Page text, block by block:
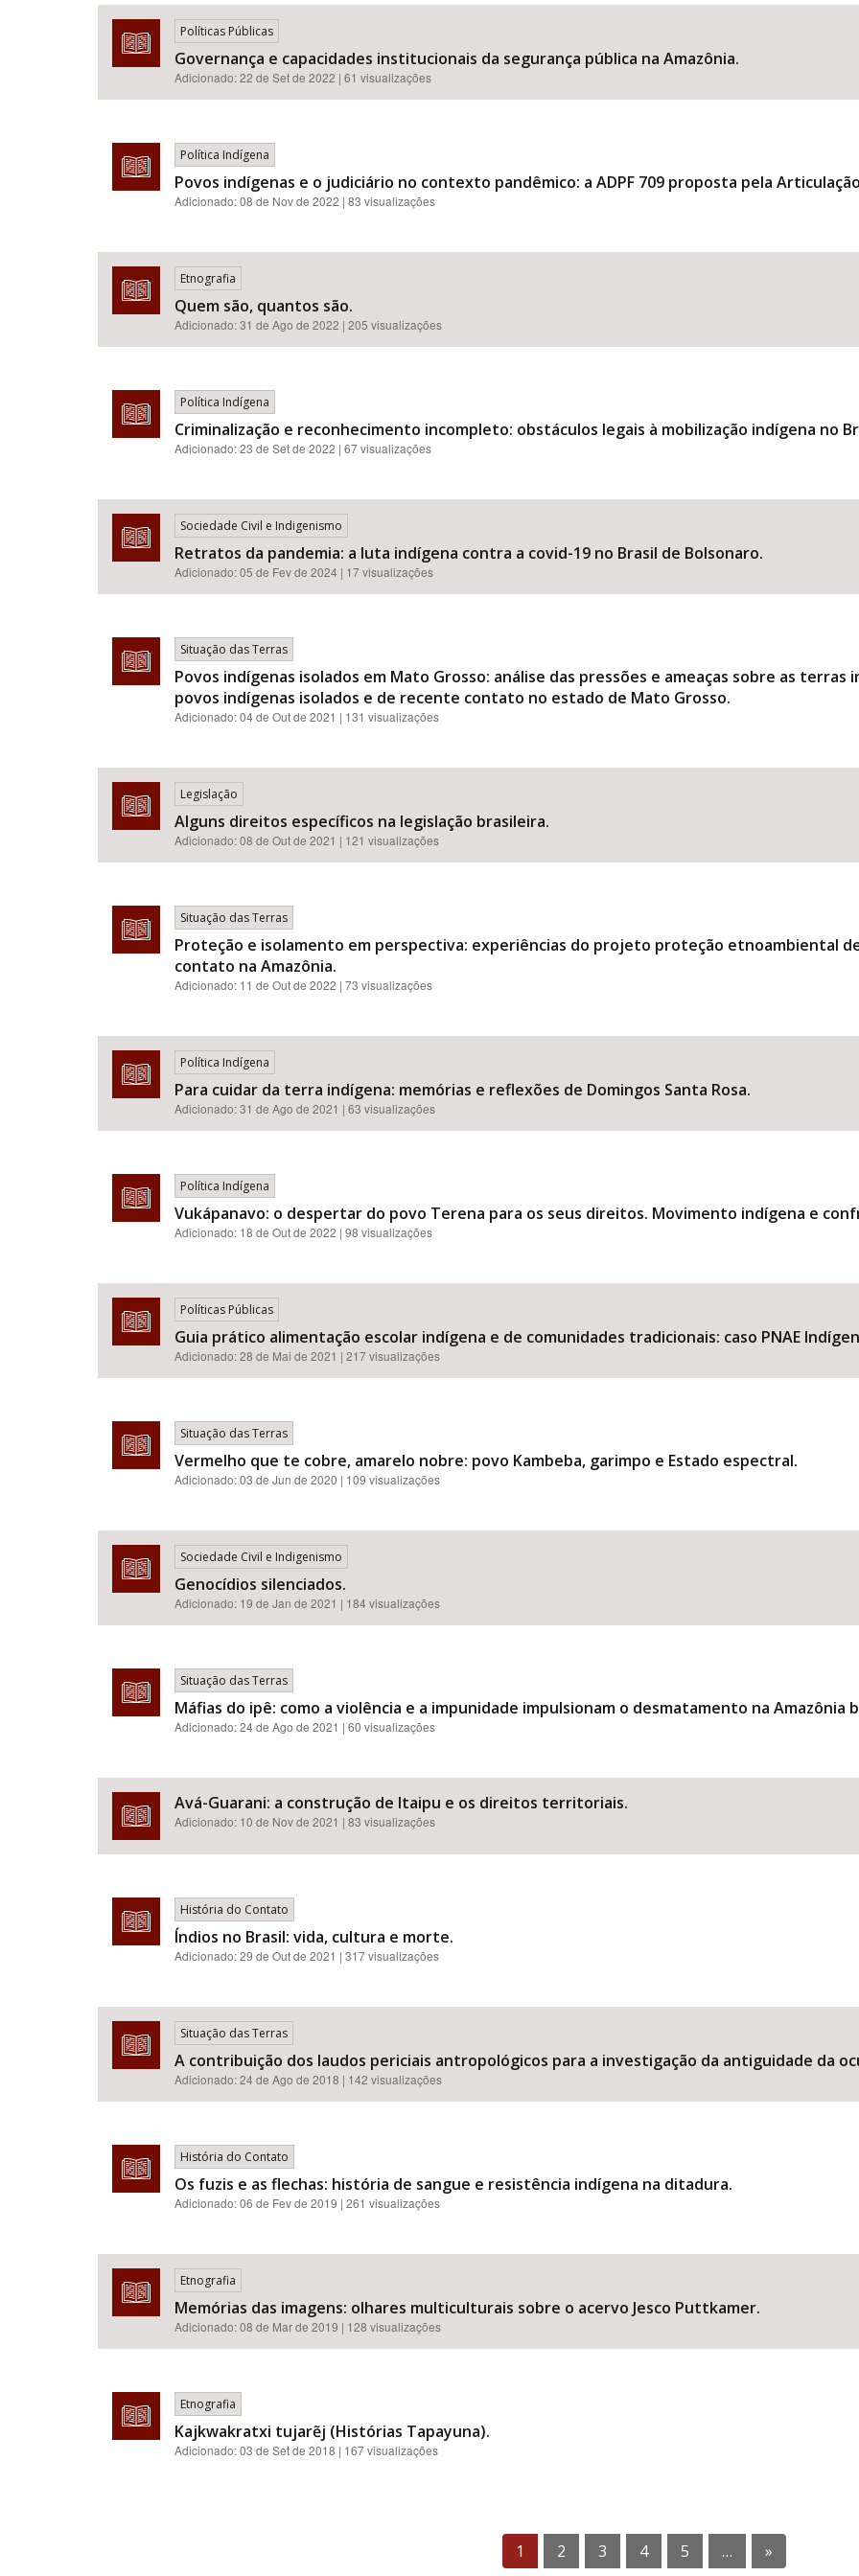
Políticas Públicas
Governança e capacidades institucionais da segurança pública na Amazônia.
Adicionado:22 de Set de 2022 | 61 visualizações
Política Indígena
Povos indígenas e o judiciário no contexto pandêmico: a ADPF 709 proposta pela
Adicionado:08 de Nov de 2022 | 83 visualizações
Etnografia
Quem são, quantos são.
Adicionado:31 de Ago de 2022 | 205 visualizações
Política Indígena
Criminalização e reconhecimento incompleto: obstáculos legais à mobilização indígena no
Adicionado:23 de Set de 2022 | 67 visualizações
Sociedade Civil e Indigenismo
Retratos da pandemia: a luta indígena contra a covid-19 no Brasil de Bolsonaro.
Adicionado:05 de Fev de 2024 | 17 visualizações
Situação das Terras
Povos indígenas isolados em Mato Grosso: análise das pressões e ameaças sobre as
povos indígenas isolados e de recente contato no estado de Mato Grosso.
Adicionado:04 de Out de 2021 | 131 visualizações
Legislação
Alguns direitos específicos na legislação brasileira.
Adicionado:08 de Out de 2021 | 121 visualizações
Situação das Terras
Proteção e isolamento em perspectiva: experiências do projeto proteção etnoambiental
contato na Amazônia.
Adicionado: 11 de Out de 2022 | 73 visualizações
Política Indígena
Para cuidar da terra indígena: memórias e reflexões de Domingos Santa Rosa.
Adicionado:31 de Ago de 2021 | 63 visualizações
Política Indígena
Vukápanavo: o despertar do povo Terena para os seus direitos. Movimento indígena e
Adicionado: 18 de Out de 2022 | 98 visualizações
Políticas Públicas
Guia prático alimentação escolar indígena e de comunidades tradicionais: caso PNAE
Adicionado:28 de Mai de 2021 | 217 visualizações
Situação das Terras
Vermelho que te cobre, amarelo nobre: povo Kambeba, garimpo e Estado espectral.
Adicionado:03 de Jun de 2020 | 109 visualizações
Sociedade Civil e Indigenismo
Genocídios silenciados.
Adicionado: 19 de Jan de 2021 | 184 visualizações
Situação das Terras
Máfias do ipê: como a violência e a impunidade impulsionam o desmatamento na Amazônia
Adicionado:24 de Ago de 2021 | 60 visualizações
Avá-Guarani: a construção de Itaipu e os direitos territoriais.
Adicionado: 10 de Nov de 2021 | 83 visualizações
História do Contato
Índios no Brasil: vida, cultura e morte.
Adicionado:29 de Out de 2021 | 317 visualizações
Situação das Terras
A contribuição dos laudos periciais antropológicos para a investigação da antiguidade da
Adicionado:24 de Ago de 2018 | 142 visualizações
História do Contato
Os fuzis e as flechas: história de sangue e resistência indígena na ditadura.
Adicionado:06 de Fev de 2019 | 261 visualizações
Etnografia
Memórias das imagens: olhares multiculturais sobre o acervo Jesco Puttkamer.
Adicionado:08 de Mar de 2019 | 128 visualizações
Etnografia
Kajkwakratxi tujarẽj (Histórias Tapayuna).
Adicionado:03 de Set de 2018 | 167 visualizações
1 2 3 4 5 … »